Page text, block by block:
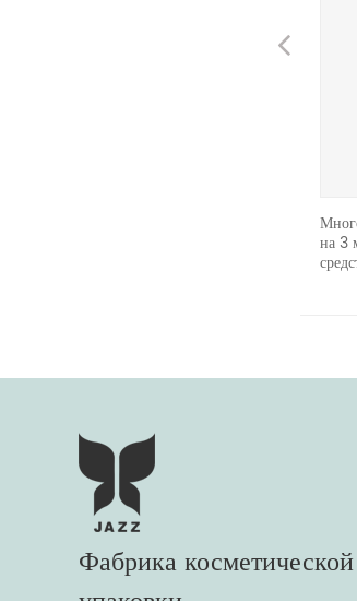
на 3
Фабрика косметической